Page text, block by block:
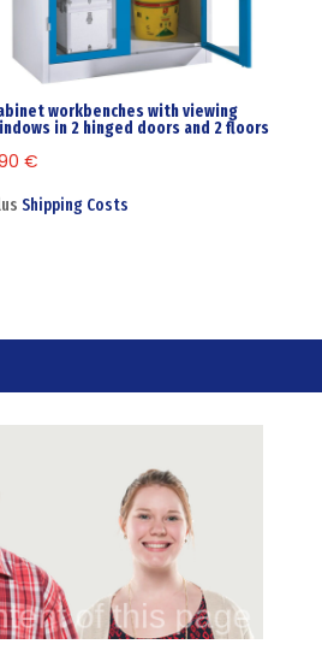
workbenches with viewing
in 2 hinged doors and 2 floors
€
Shipping Costs